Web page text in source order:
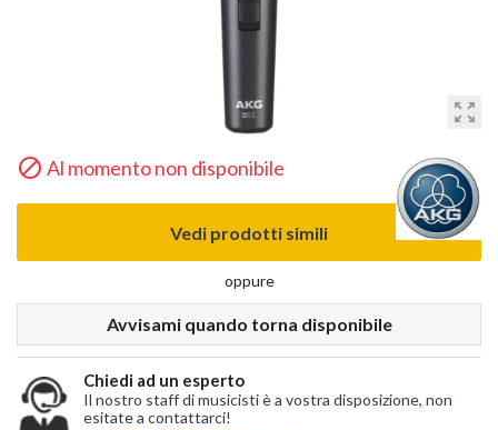
zoom_out_map
 Al momento non disponibile
Vedi prodotti simili
oppure
Avvisami quando torna disponibile
Chiedi ad un esperto
Il nostro staff di musicisti è a vostra disposizione, non
esitate a contattarci!